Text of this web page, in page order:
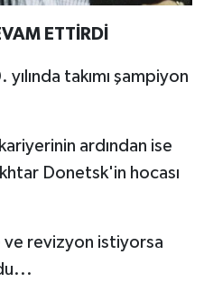
ETTİRDİ
takımı şampiyon
ardından ise
Donetsk'in hocası
ve revizyon istiyorsa